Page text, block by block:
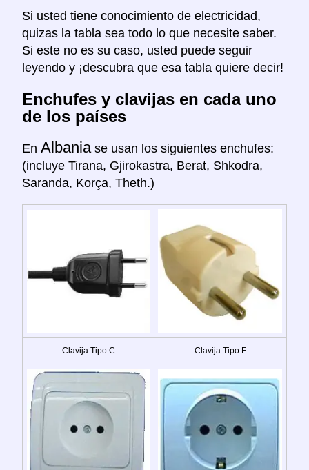
Si usted tiene conocimiento de electricidad,
quizas la tabla sea todo lo que necesite saber.
Si este no es su caso, usted puede seguir
leyendo y ¡descubra que esa tabla quiere decir!
Enchufes y clavijas en cada uno
de los países
En Albania se usan los siguientes enchufes:
(incluye Tirana, Gjirokastra, Berat, Shkodra,
Saranda, Korça, Theth.)
Clavija Tipo C Clavija Tipo F